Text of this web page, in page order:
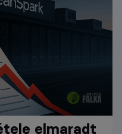
elmaradt